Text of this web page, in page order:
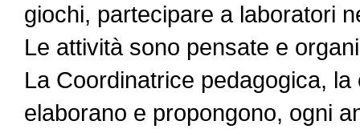
giochi, partecipare a laboratori
Le attività sono pensate e
La Coordinatrice pedagogica,
elaborano e propongono, ogni